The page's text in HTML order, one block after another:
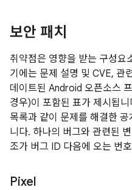
보안 패치
취약점은 영향을 받는 구성요
기에는 문제 설명 및 CVE, 관
데이트된 Android 오픈소스
경우)이 포함된 표가 제시됩
목록과 같이 문제를 해결한
니다. 하나의 버그와 관련된
조가 버그 ID 다음에 오는 번
Pixel